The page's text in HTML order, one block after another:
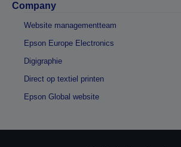
Company
Website managementteam
Epson Europe Electronics
Digigraphie
Direct op textiel printen
Epson Global website